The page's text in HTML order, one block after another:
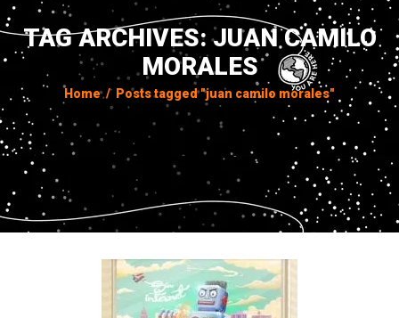
TAG ARCHIVES: JUAN CAMILO
MORALES
Home / Posts tagged "juan camilo morales"